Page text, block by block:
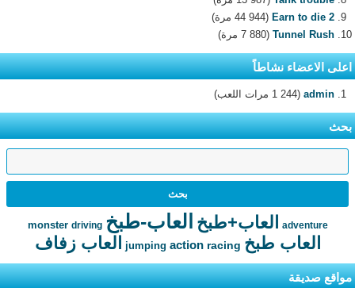
Earn to die 2 (44 944 مرة)
Tunnel Rush (7 880 مرة)
اعلى الاعضاء نشاطاً
admin (1 244 مرات اللعب)
بحث
adventure العاب+طبخ العاب-طبخ monster driving
العاب طبخ jumping action racing العاب زفاف
مواقع صديقة